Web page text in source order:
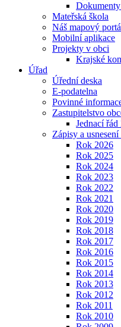
Mateřská škola
Náš mapový
Mobilní aplikace
Projekty v obci
Krajské
Úřad
Úřední deska
E-podatelna
Povinné
Zastupitelstvo
Jednací řád
Zápisy a
Rok 2026
Rok 2025
Rok 2024
Rok 2023
Rok 2022
Rok 2021
Rok 2020
Rok 2019
Rok 2018
Rok 2017
Rok 2016
Rok 2015
Rok 2014
Rok 2013
Rok 2012
Rok 2011
Rok 2010